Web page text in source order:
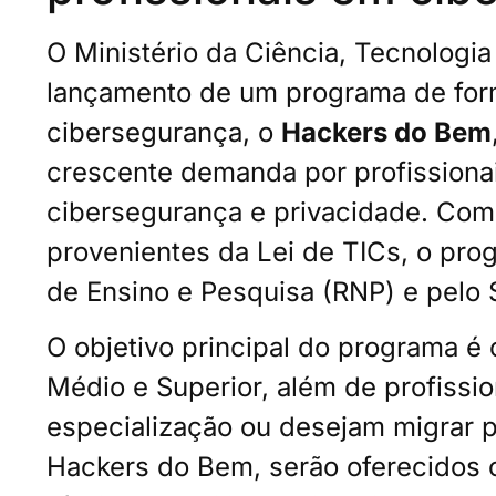
O Ministério da Ciência,
lançamento de um programa de
cibersegurança, o Hackers do Bem
crescente demanda por
cibersegurança e privacidade.
provenientes da Lei de TICs, o
de Ensino e Pesquisa (RNP) e pelo
O objetivo principal do programa
Médio e Superior, além de
especialização ou desejam migrar
Hackers do Bem, serão